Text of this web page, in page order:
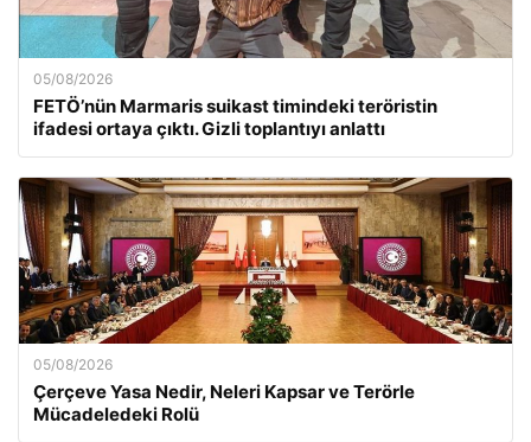
05/08/2026
FETÖ’nün Marmaris suikast timindeki teröristin
ifadesi ortaya çıktı. Gizli toplantıyı anlattı
05/08/2026
Çerçeve Yasa Nedir, Neleri Kapsar ve Terörle
Mücadeledeki Rolü